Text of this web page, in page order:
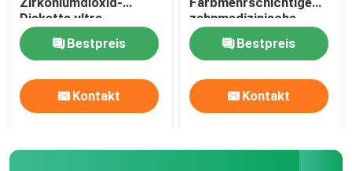
Diskette ultra
lichtdurchlässige 600
zahnmedizinische
keramische Blöcke
Mpa
Bestpreis
Kontakt
zahnmedizinische
Zirkoniumdioxid-
Disketten-49% ultra
Bestpreis
Kontakt